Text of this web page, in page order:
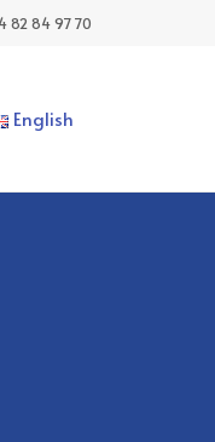
82 84 97 70
English